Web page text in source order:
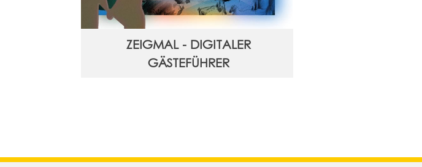
ZEIGMAL - DIGITALER
GÄSTEFÜHRER